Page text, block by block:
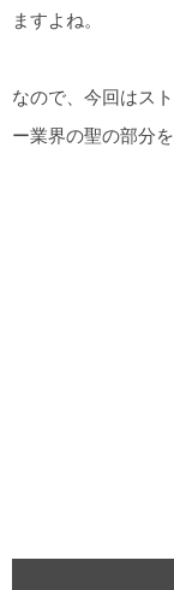
ますよね。
なので、今回はス
ー業界の聖の部分